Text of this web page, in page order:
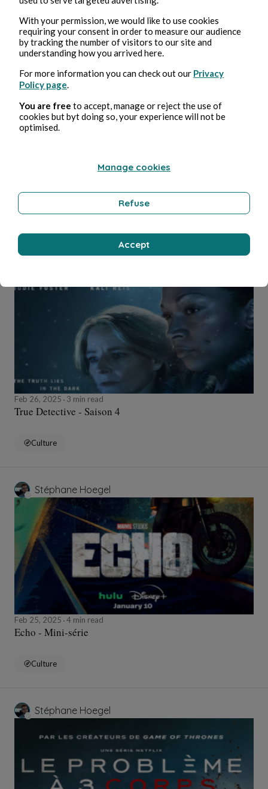
Stéphane Hoegel
Fallout - Saison 1
Feb 26, 2025 3 min read
True Detective - Saison 4
Culture
Stéphane Hoegel
Feb 25, 2025 4 min read
Echo - Mini-série
Culture
Stéphane Hoegel
With your permission, we would like to use cookies
requiring your consent in order to measure our audience
by tracking the number of visitors to our site and
understanding how you arrived here.
For more information you can check out our Privacy
Policy page
You are free to accept, manage or reject the use of
cookies but byt doing so, your experience will not be
optimised.
Manage cookies
Refuse
Accept